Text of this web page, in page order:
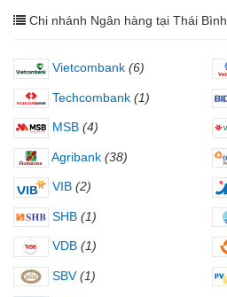
Chi nhánh Ngân hàng tại Thái Bình
Vietcombank (6)
Techcombank (1)
MSB (4)
Agribank (38)
VIB (2)
SHB (1)
VDB (1)
SBV (1)